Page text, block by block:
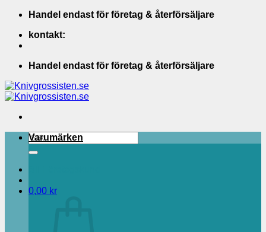
Skip
content
Handel endast för företag & återförsäljare
kontakt:
Handel endast för företag & återförsäljare
Sök
efter:
0,00 kr
Varumärken